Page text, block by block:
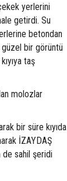
yerlerini
getirdi. Su
betondan
güzel bir görüntü
taş
molozlar
bir süre kıyıda
İZAYDAŞ
de sahil şeridi